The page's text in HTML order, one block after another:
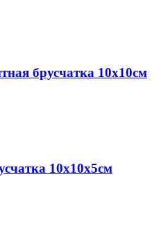
брусчатка 10х10см
10х10х5см